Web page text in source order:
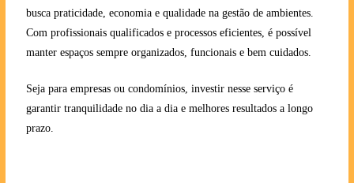
busca praticidade, economia e qualidade na gestão de ambientes.
Com profissionais qualificados e processos eficientes, é possível
manter espaços sempre organizados, funcionais e bem cuidados.
Seja para empresas ou condomínios, investir nesse serviço é
garantir tranquilidade no dia a dia e melhores resultados a longo
prazo.